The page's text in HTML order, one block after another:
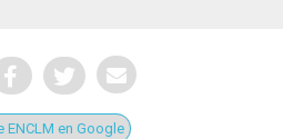
ENCLM en Google